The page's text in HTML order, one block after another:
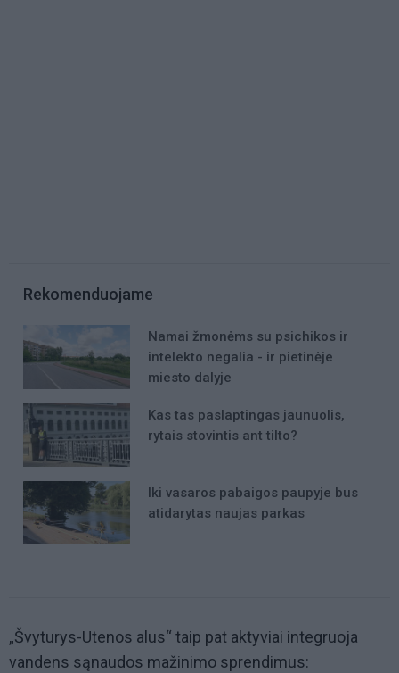
Rekomenduojame
Namai žmonėms su psichikos ir
intelekto negalia - ir pietinėje
miesto dalyje
Kas tas paslaptingas jaunuolis,
rytais stovintis ant tilto?
Iki vasaros pabaigos paupyje bus
atidarytas naujas parkas
„Švyturys-Utenos alus“ taip pat aktyviai integruoja
vandens sąnaudos mažinimo sprendimus: